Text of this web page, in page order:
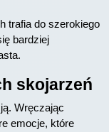
trafia do szerokiego
bardziej
skojarzeń
Wręczając
emocje, które